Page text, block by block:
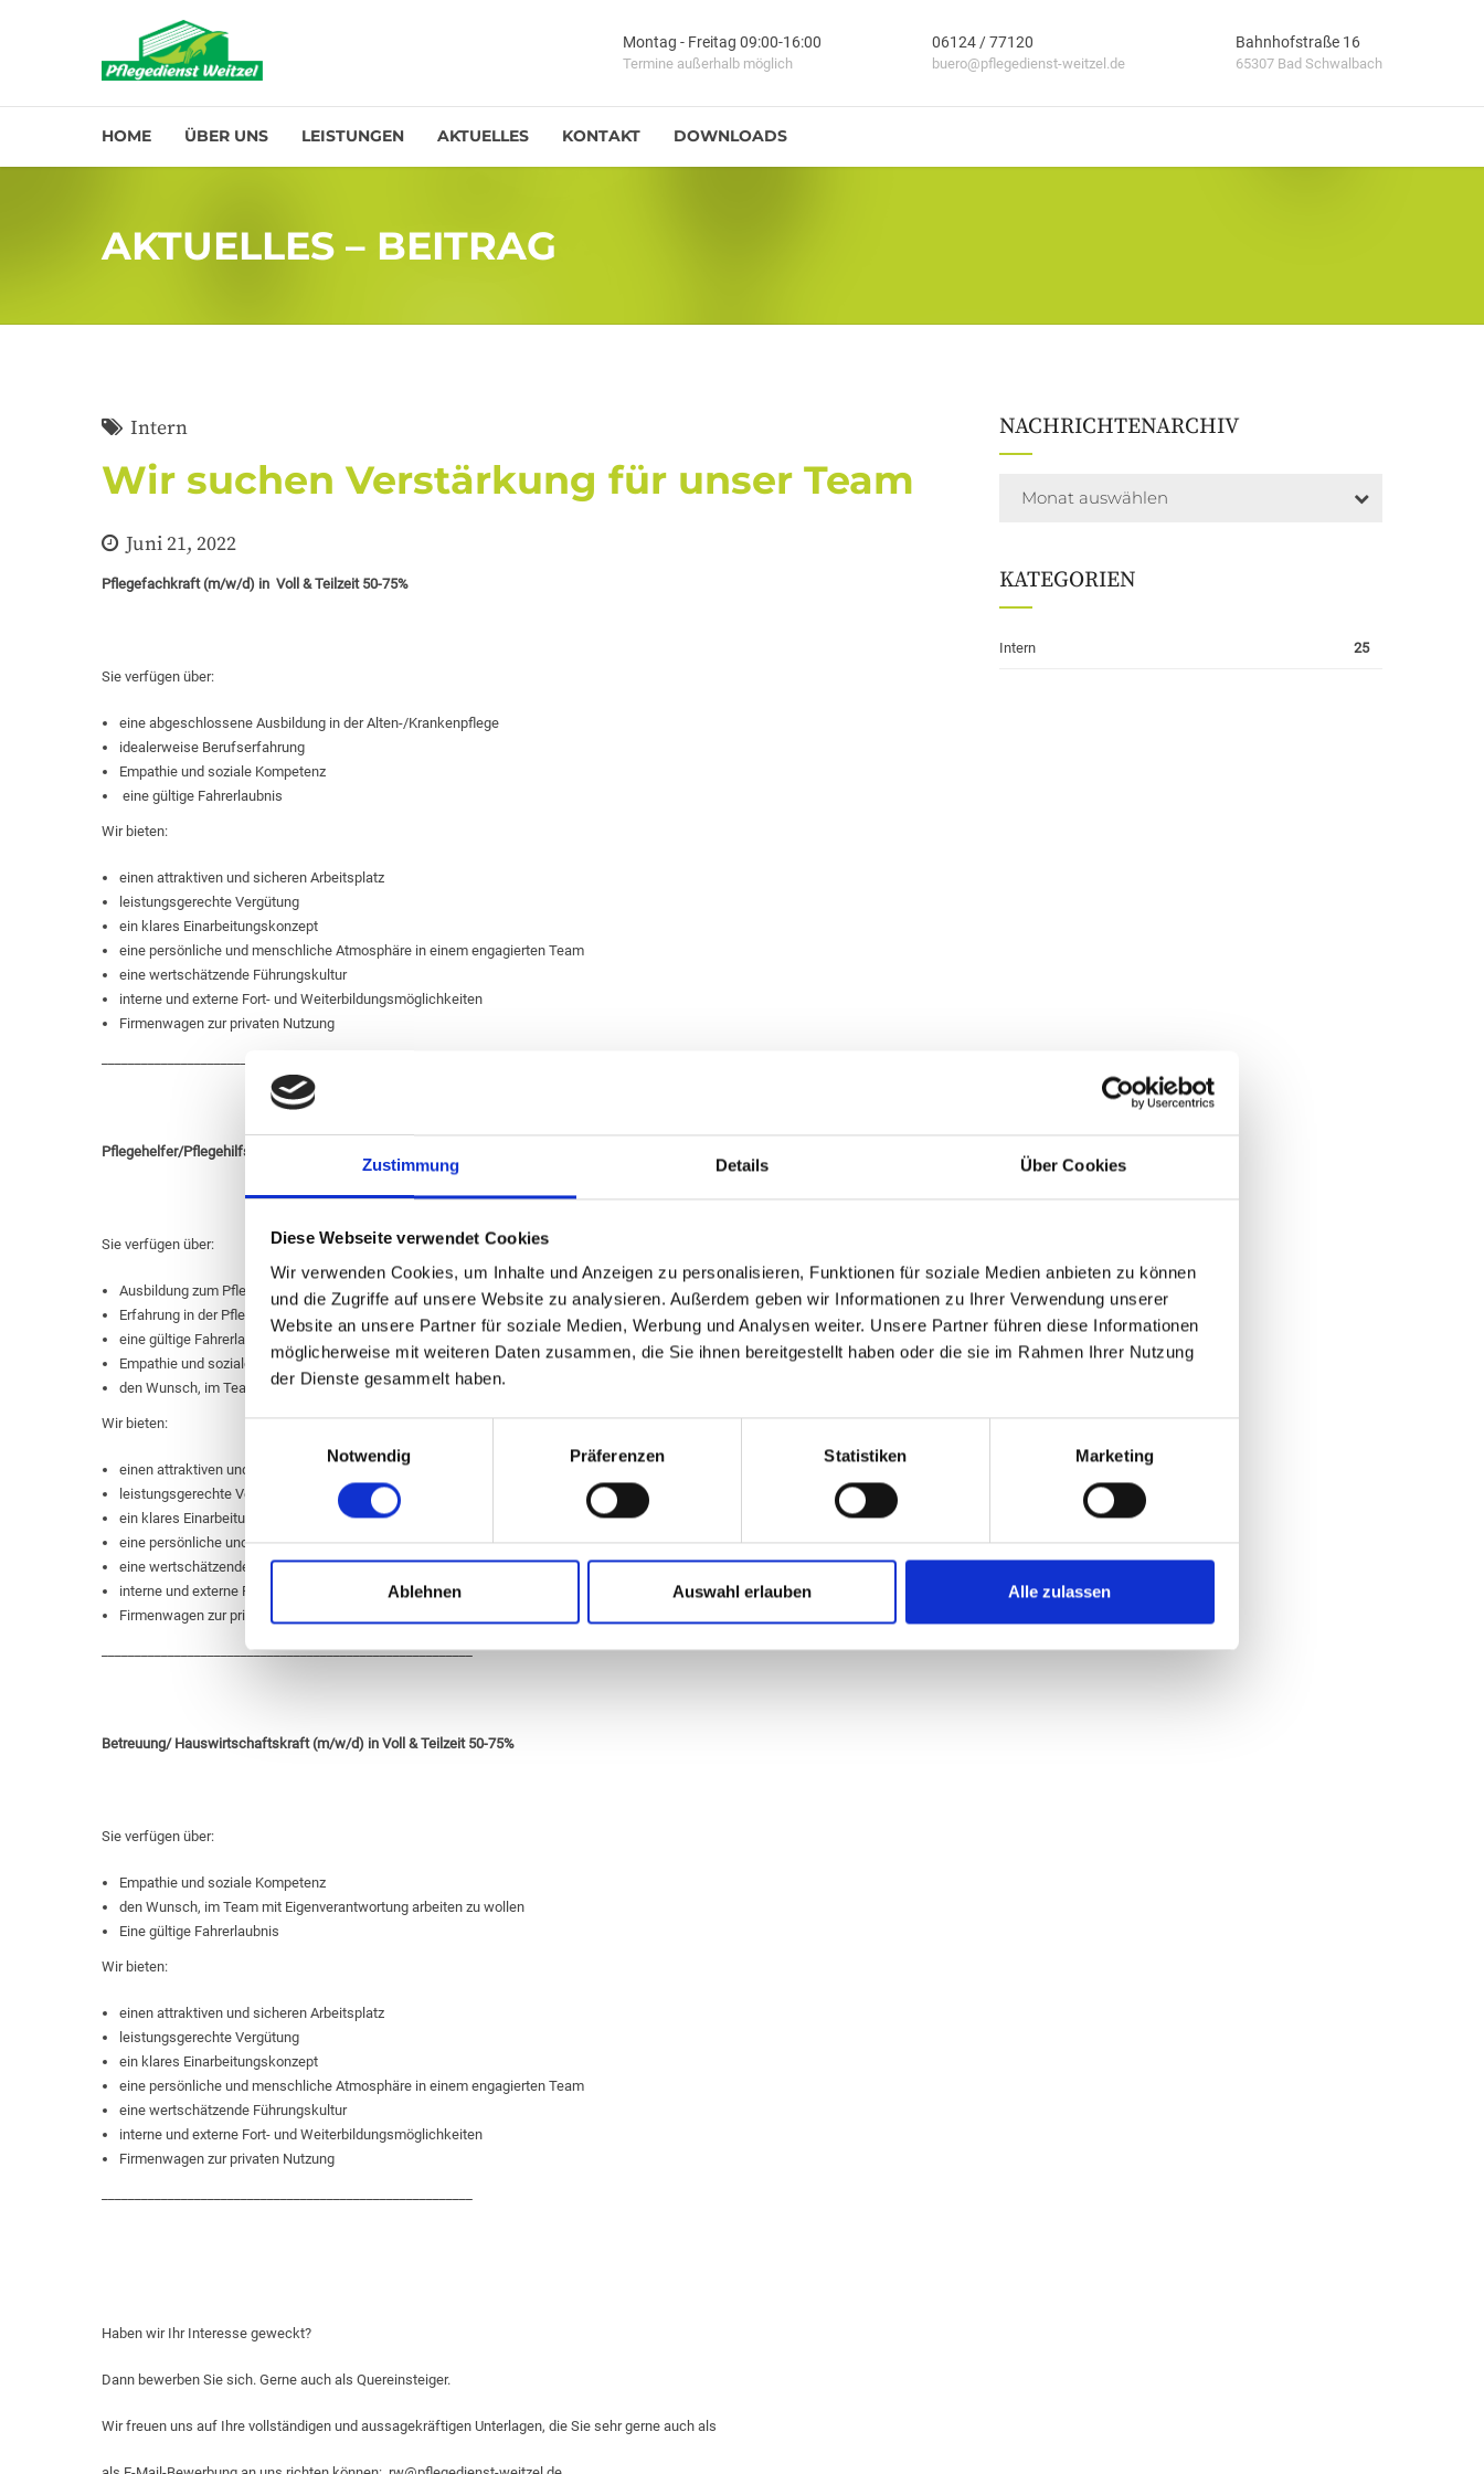
Zustimmung Details Über Cookies
Diese Webseite verwendet Cookies
Wir verwenden Cookies, um Inhalte und Anzeigen zu personalisieren, Funktionen für soziale Medien anbieten zu können
und die Zugriffe auf unsere Website zu analysieren. Außerdem geben wir Informationen zu Ihrer Verwendung unserer
Website an unsere Partner für soziale Medien, Werbung und Analysen weiter. Unsere Partner führen diese Informationen
möglicherweise mit weiteren Daten zusammen, die Sie ihnen bereitgestellt haben oder die sie im Rahmen Ihrer Nutzung
der Dienste gesammelt haben.
Notwendig
Präferenzen Statistiken Marketing
Ablehnen Auswahl erlauben Alle zulassen
Montag - Freitag 09:00-16:00
Termine außerhalb möglich
06124 / 77120
buero@pflegedienst-weitzel.de
Bahnhofstraße 16
65307 Bad Schwalbach
HOME ÜBER UNS LEISTUNGEN AKTUELLES KONTAKT DOWNLOADS
AKTUELLES – BEITRAG
Intern
Wir suchen Verstärkung für unser Team
Juni 21, 2022
Pflegefachkraft (m/w/d) in Voll & Teilzeit 50-75%
Sie verfügen über:
eine abgeschlossene Ausbildung in der Alten-/Krankenpflege
idealerweise Berufserfahrung
Empathie und soziale Kompetenz
eine gültige Fahrerlaubnis
Wir bieten:
einen attraktiven und sicheren Arbeitsplatz
leistungsgerechte Vergütung
ein klares Einarbeitungskonzept
eine persönliche und menschliche Atmosphäre in einem engagierten Team
eine wertschätzende Führungskultur
interne und externe Fort- und Weiterbildungsmöglichkeiten
Firmenwagen zur privaten Nutzung
Pflegehelfer/Pflegehilfskraft (m/w/d) in Voll & Teilzeit 50-75%
Sie verfügen über:
Ausbildung zum Pflegehelfer
Erfahrung in der Pflege
eine gültige Fahrerlaubnis
Empathie und soziale Kompetenz
den Wunsch, im Team mit Eigenverantwortung arbeiten zu wollen
Wir bieten:
einen attraktiven und sicheren Arbeitsplatz
leistungsgerechte Vergütung
ein klares Einarbeitungskonzept
eine persönliche und menschliche Atmosphäre in einem engagierten Team
eine wertschätzende Führungskultur
interne und externe Fort- und Weiterbildungsmöglichkeiten
Firmenwagen zur privaten Nutzung
________________________________________________________
Betreuung/ Hauswirtschaftskraft (m/w/d) in Voll & Teilzeit 50-75%
Sie verfügen über:
Empathie und soziale Kompetenz
den Wunsch, im Team mit Eigenverantwortung arbeiten zu wollen
Eine gültige Fahrerlaubnis
Wir bieten:
einen attraktiven und sicheren Arbeitsplatz
leistungsgerechte Vergütung
ein klares Einarbeitungskonzept
eine persönliche und menschliche Atmosphäre in einem engagierten Team
eine wertschätzende Führungskultur
interne und externe Fort- und Weiterbildungsmöglichkeiten
Firmenwagen zur privaten Nutzung
Haben wir Ihr Interesse geweckt?
Dann bewerben Sie sich. Gerne auch als Quereinsteiger.
Wir freuen uns auf Ihre vollständigen und aussagekräftigen Unterlagen, die Sie sehr gerne auch als
NACHRICHTENARCHIV
Monat auswählen
KATEGORIEN
Intern 25